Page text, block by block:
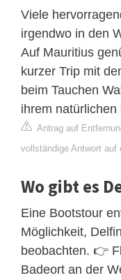
Viele
irgendwo in den
Auf Mauritius
kurzer Trip mit
beim Tauchen
ihrem
Antrag auf
vollständige Antwort auf
Wo gibt es
Eine Bootstour
Möglichkeit,
beobachten. 👉
Badeort an der